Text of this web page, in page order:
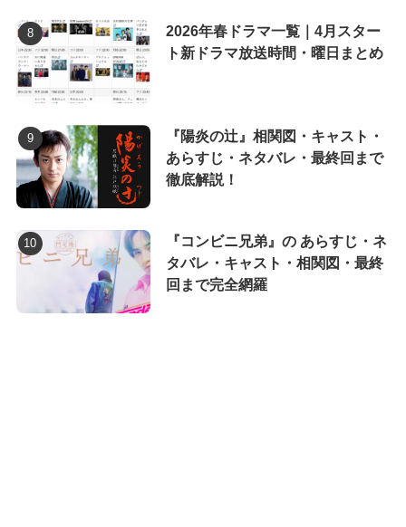
2026年春ドラマ一覧｜4月スター
ト新ドラマ放送時間・曜日まとめ
『陽炎の辻』相関図・キャスト・
あらすじ・ネタバレ・最終回まで
徹底解説！
『コンビニ兄弟』の あらすじ・ネ
タバレ・キャスト・相関図・最終
回まで完全網羅